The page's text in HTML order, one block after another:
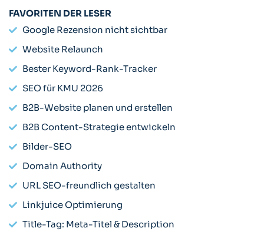
FAVORITEN DER LESER
Google Rezension nicht sichtbar
Website Relaunch
Bester Keyword-Rank-Tracker
SEO für KMU 2026
B2B-Website planen und erstellen
B2B Content-Strategie entwickeln
Bilder-SEO
Domain Authority
URL SEO-freundlich gestalten
Linkjuice Optimierung
Title-Tag: Meta-Titel & Description